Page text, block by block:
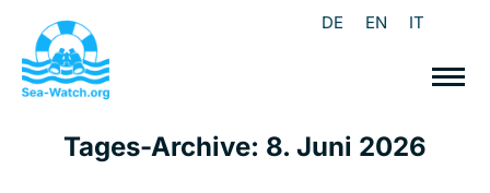
DE EN IT
Tages-Archive: 8. Juni 2026